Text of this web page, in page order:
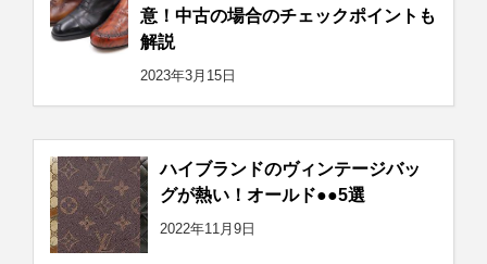
意！中古の場合のチェックポイントも
解説
2023年3月15日
ハイブランドのヴィンテージバッ
グが熱い！オールド●●5選
2022年11月9日